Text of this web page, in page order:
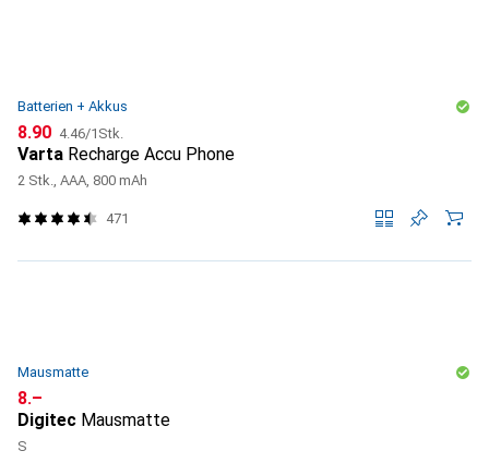
Batterien + Akkus
CHF
8.90 CHF
4.46/1Stk.
Varta Recharge Accu Phone
2 Stk., AAA, 800 mAh
471
Mausmatte
CHF
8.–
Digitec Mausmatte
S